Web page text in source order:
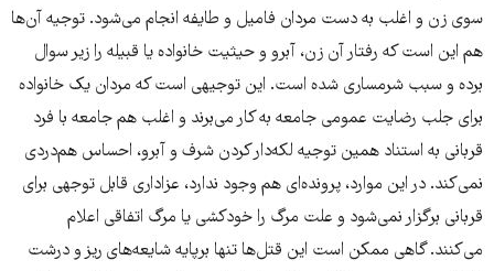
سوی زن و اغلب به دست مردان فامیل و طایفه انجام می‌شود. توجیه آن‌ها
هم این است که رفتار آن زن، آبرو و حیثیت خانواده یا قبیله را زیر سوال
برده و سبب شرمساری شده است. این توجیهی است که مردان یک خانواده
برای جلب رضایت عمومی جامعه به کار می‌برند و اغلب هم جامعه با فرد
قربانی به استناد همین توجیه لکه‌دار کردن شرف و آبرو، احساس هم‌دردی
نمی‌کند. در این موارد، پرونده‌ای هم وجود ندارد، عزاداری قابل توجهی برای
قربانی برگزار نمی‌شود و علت مرگ را خودکشی یا مرگ اتفاقی اعلام
می‌کنند. گاهی ممکن است این قتل‌ها تنها برپایه شایعه‌های ریز و درشت